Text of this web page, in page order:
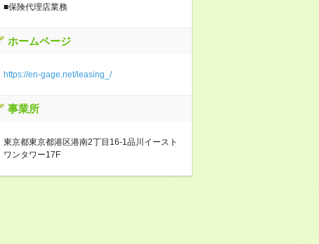
■保険代理店業務
ホームページ
https://en-gage.net/leasing_/
事業所
東京都東京都港区港南2丁目16-1品川イースト
ワンタワー17F